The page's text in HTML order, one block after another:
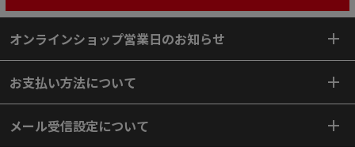
オンラインショップ営業日のお知らせ
お支払い方法について
メール受信設定について